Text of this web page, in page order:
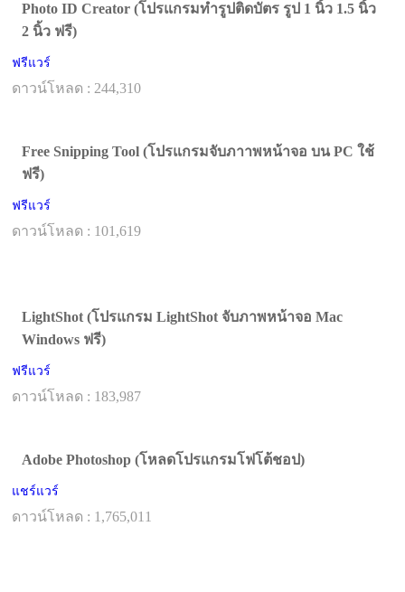
Photo ID Creator (โปรแกรมทำรูปติดบัตร รูป 1 นิ้ว 1.5 นิ้ว
2 นิ้ว ฟรี)
ฟรีแวร์
ดาวน์โหลด : 244,310
Free Snipping Tool (โปรแกรมจับภาาพหน้าจอ บน PC ใช้
ฟรี)
ฟรีแวร์
ดาวน์โหลด : 101,619
LightShot (โปรแกรม LightShot จับภาพหน้าจอ Mac
Windows ฟรี)
ฟรีแวร์
ดาวน์โหลด : 183,987
Adobe Photoshop (โหลดโปรแกรมโฟโต้ชอป)
แชร์แวร์
ดาวน์โหลด : 1,765,011